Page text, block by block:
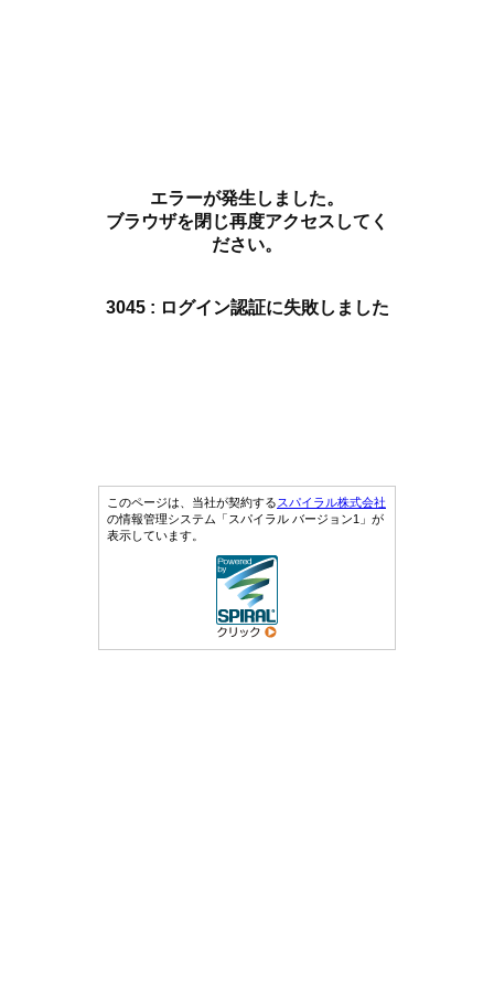
エラーが発生しました。
ブラウザを閉じ再度アクセスしてく
ださい。
3045 : ログイン認証に失敗しました
このページは、当社が契約するスパイラル株式会社
の情報管理システム「スパイラル バージョン1」が
表示しています。